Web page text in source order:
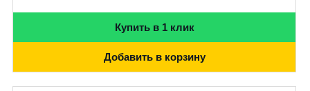
Купить в 1 клик
Добавить в корзину